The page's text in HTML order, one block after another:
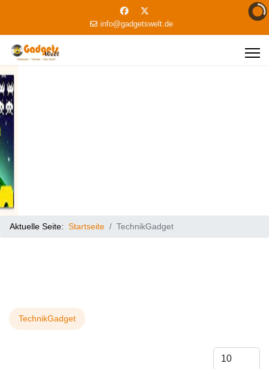
info@gadgetswelt.de
Aktuelle Seite: Startseite TechnikGadget
TechnikGadget
Anzeige #